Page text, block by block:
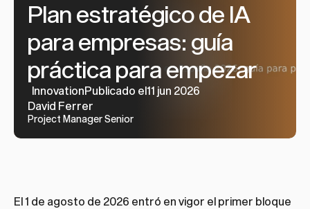
Plan estratégico de IA
para empresas: guía
práctica para empezar
InnovationPublicado el11 jun 2026
David Ferrer
Project Manager Senior
El 1 de agosto de 2026 entró en vigor el primer bloque